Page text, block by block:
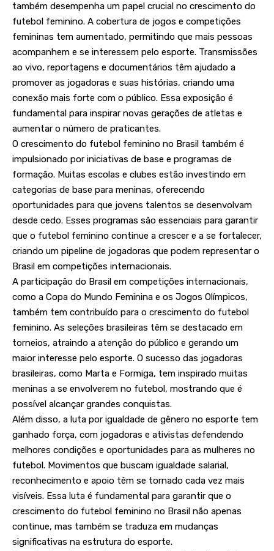
também desempenha um papel crucial no crescimento do
futebol feminino. A cobertura de jogos e competições
femininas tem aumentado, permitindo que mais pessoas
acompanhem e se interessem pelo esporte. Transmissões
ao vivo, reportagens e documentários têm ajudado a
promover as jogadoras e suas histórias, criando uma
conexão mais forte com o público. Essa exposição é
fundamental para inspirar novas gerações de atletas e
aumentar o número de praticantes.
O crescimento do futebol feminino no Brasil também é
impulsionado por iniciativas de base e programas de
formação. Muitas escolas e clubes estão investindo em
categorias de base para meninas, oferecendo
oportunidades para que jovens talentos se desenvolvam
desde cedo. Esses programas são essenciais para garantir
que o futebol feminino continue a crescer e a se fortalecer,
criando um pipeline de jogadoras que podem representar o
Brasil em competições internacionais.
A participação do Brasil em competições internacionais,
como a Copa do Mundo Feminina e os Jogos Olímpicos,
também tem contribuído para o crescimento do futebol
feminino. As seleções brasileiras têm se destacado em
torneios, atraindo a atenção do público e gerando um
maior interesse pelo esporte. O sucesso das jogadoras
brasileiras, como Marta e Formiga, tem inspirado muitas
meninas a se envolverem no futebol, mostrando que é
possível alcançar grandes conquistas.
Além disso, a luta por igualdade de gênero no esporte tem
ganhado força, com jogadoras e ativistas defendendo
melhores condições e oportunidades para as mulheres no
futebol. Movimentos que buscam igualdade salarial,
reconhecimento e apoio têm se tornado cada vez mais
visíveis. Essa luta é fundamental para garantir que o
crescimento do futebol feminino no Brasil não apenas
continue, mas também se traduza em mudanças
significativas na estrutura do esporte.